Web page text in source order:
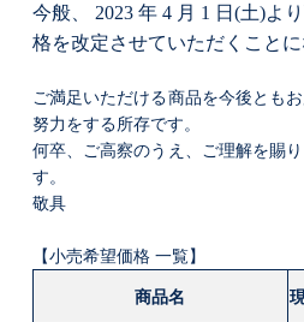
今般、 2023 年 4 月 1 日(土)よ
格を改定させていただくことに
ご満足いただける商品を今後とも
努力をする所存です。
何卒、ご高察のうえ、ご理解を賜
す。
敬具
【小売希望価格 一覧】
商品名